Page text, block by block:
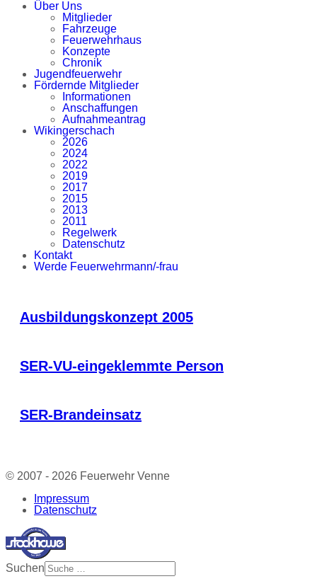
Über Uns
Mitglieder
Fahrzeuge
Feuerwehrhaus
Konzepte
Chronik
Jugendfeuerwehr
Fördernde Mitglieder
Informationen
Anschaffungen
Aufnahmeantrag
Wikingerschach
2026
2024
2022
2019
2017
2015
2013
2011
Regelwerk
Datenschutz
Kontakt
Werde Feuerwehrmann/-frau
Ausbildungskonzept 2005
SER-VU-eingeklemmte Person
SER-Brandeinsatz
© 2007 - 2026 Feuerwehr Venne
Impressum
Datenschutz
Suchen